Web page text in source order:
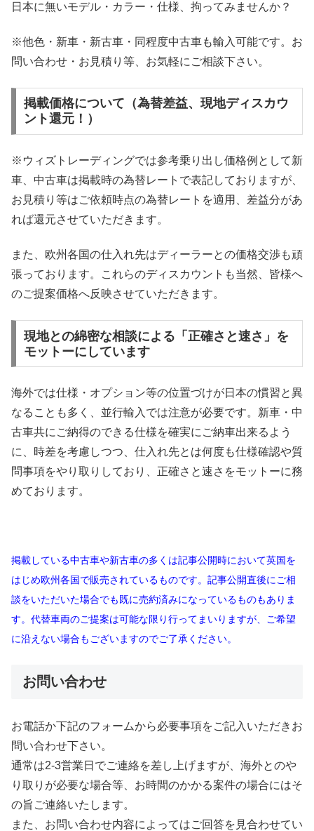
日本に無いモデル・カラー・仕様、拘ってみませんか？
※他色・新車・新古車・同程度中古車も輸入可能です。お
問い合わせ・お見積り等、お気軽にご相談下さい。
掲載価格について（為替差益、現地ディスカウ
ント還元！）
※ウィズトレーディングでは参考乗り出し価格例として新
車、中古車は掲載時の為替レートで表記しておりますが、
お見積り等はご依頼時点の為替レートを適用、差益分があ
れば還元させていただきます。
また、欧州各国の仕入れ先はディーラーとの価格交渉も頑
張っております。これらのディスカウントも当然、皆様へ
のご提案価格へ反映させていただきます。
現地との綿密な相談による「正確さと速さ」を
モットーにしています
海外では仕様・オプション等の位置づけが日本の慣習と異
なることも多く、並行輸入では注意が必要です。新車・中
古車共にご納得のできる仕様を確実にご納車出来るよう
に、時差を考慮しつつ、仕入れ先とは何度も仕様確認や質
問事項をやり取りしており、正確さと速さをモットーに務
めております。
掲載している中古車や新古車の多くは記事公開時において英国を
はじめ欧州各国で販売されているものです。記事公開直後にご相
談をいただいた場合でも既に売約済みになっているものもありま
す。代替車両のご提案は可能な限り行ってまいりますが、ご希望
に沿えない場合もございますのでご了承ください。
お問い合わせ
お電話か下記のフォームから必要事項をご記入いただきお
問い合わせ下さい。
通常は2-3営業日でご連絡を差し上げますが、海外とのや
り取りが必要な場合等、お時間のかかる案件の場合にはそ
の旨ご連絡いたします。
また、お問い合わせ内容によってはご回答を見合わせてい